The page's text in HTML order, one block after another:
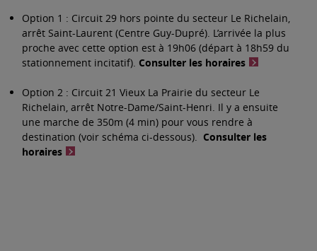
Option 1 : Circuit 29 hors pointe du secteur Le Richelain,
arrêt Saint-Laurent (Centre Guy-Dupré). L’arrivée la plus
proche avec cette option est à 19h06 (départ à 18h59 du
stationnement incitatif). Consulter les horaires
Option 2 : Circuit 21 Vieux La Prairie du secteur Le
Richelain, arrêt Notre-Dame/Saint-Henri. Il y a ensuite
une marche de 350m (4 min) pour vous rendre à
destination (voir schéma ci-dessous). Consulter les
horaires